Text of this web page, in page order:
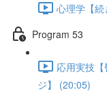
心理学【
Program 53
応用実技
ジ】 (20:05)